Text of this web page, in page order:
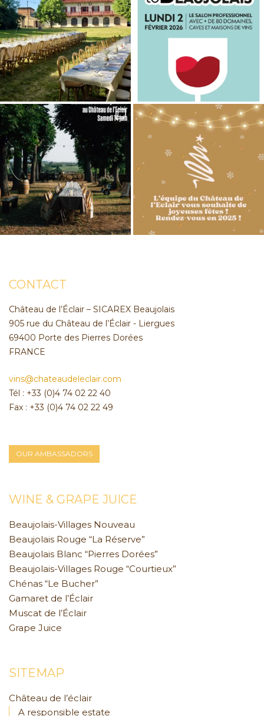
CONTACT
Château de l’Éclair – SICAREX Beaujolais
905 rue du Château de l’Éclair - Liergues
69400 Porte des Pierres Dorées
FRANCE
vins@chateaudeleclair.com
Tél : +33 (0)4 74 02 22 40
Fax : +33 (0)4 74 02 22 49
OUR AMBASSADORS
WINE & GRAPE JUICE
Beaujolais-Villages Nouveau
Beaujolais Rouge “La Réserve”
Beaujolais Blanc “Pierres Dorées”
Beaujolais-Villages Rouge “Courtieux”
Chénas “Le Bucher”
Gamaret de l’Éclair
Muscat de l’Éclair
Grape Juice
SITEMAP
Château de l’éclair
A responsible estate